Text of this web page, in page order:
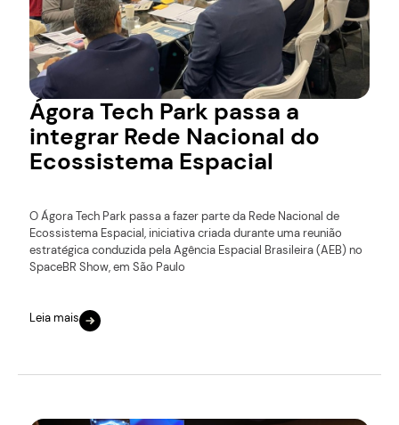
Ágora Tech Park passa a
integrar Rede Nacional do
Ecossistema Espacial
O Ágora Tech Park passa a fazer parte da Rede Nacional de
Ecossistema Espacial, iniciativa criada durante uma reunião
estratégica conduzida pela Agência Espacial Brasileira (AEB) no
SpaceBR Show, em São Paulo
Leia mais